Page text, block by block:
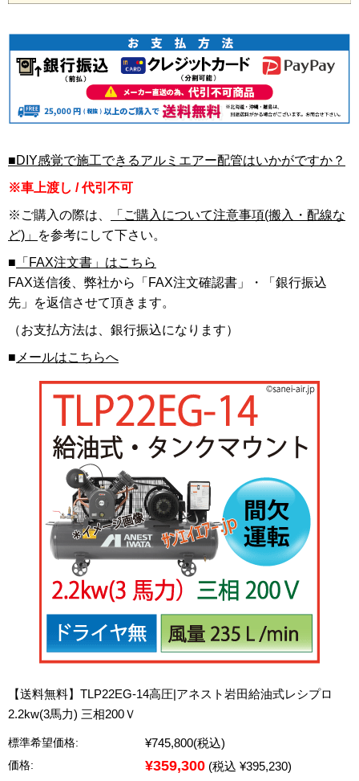
■DIY感覚で施工できるアルミエアー配管はいかがですか？
※車上渡し / 代引不可
※ご購入の際は、
「ご購入について注意事項(搬入・配線な
ど)」
を参考にして下さい。
■ 「FAX注文書」はこちら
FAX送信後、弊社から「FAX注文確認書」・「銀行振込
先」を返信させて頂きます。
（お支払方法は、銀行振込になります）
■ メールはこちらへ
【送料無料】TLP22EG-14高圧|アネスト岩田給油式レシプロ
2.2kw(3馬力) 三相200Ｖ
標準希望価格: ¥745,800(税込)
価格: ¥359,300 (税込 ¥395,230)